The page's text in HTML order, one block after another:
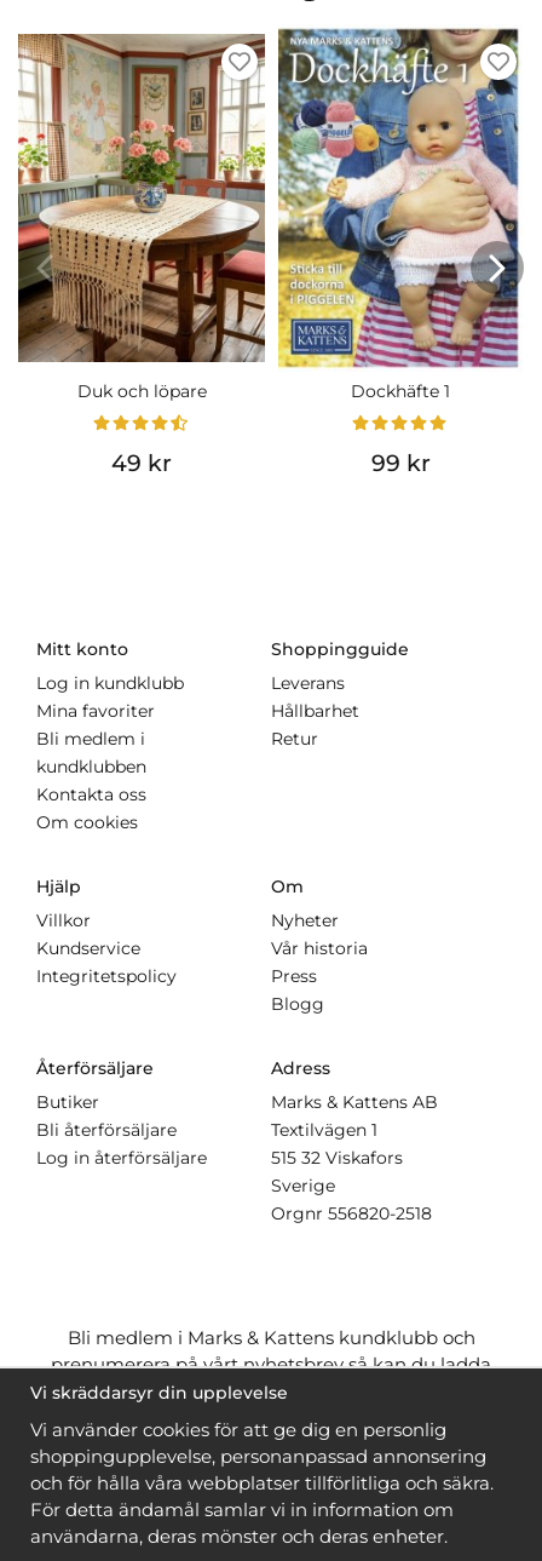
Duk och löpare
49 kr
Dockhäfte 1
99 kr
Mitt konto
Log in kundklubb
Mina favoriter
Bli medlem i
kundklubben
Kontakta oss
Om cookies
Shoppingguide
Leverans
Hållbarhet
Retur
Hjälp
Villkor
Kundservice
Integritetspolicy
Om
Nyheter
Vår historia
Press
Blogg
Återförsäljare
Butiker
Bli återförsäljare
Log in återförsäljare
Adress
Marks & Kattens AB
Textilvägen 1
515 32 Viskafors
Sverige
Orgnr 556820-2518
Bli medlem i Marks & Kattens kundklubb och
prenumerera på vårt nyhetsbrev så kan du ladda
ner många mönstergratisoch få många
när du handlar garn till mönstret. Du ser vilka som
är
gratis när du är inloggad
Bli medlem
Vi skräddarsyr din upplevelse
Vi använder cookies för att ge dig en personlig
shoppingupplevelse, personanpassad annonsering
och för hålla våra webbplatser tillförlitliga och säkra.
För detta ändamål samlar vi in information om
användarna, deras mönster och deras enheter.